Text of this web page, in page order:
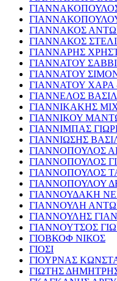
ΓΙΑΝΝΑΚΟΣ
ΓΙΑΝΝΑΚΟΣ
ΓΙΑΝΝΑΡΗΣ
ΓΙΑΝΝΑΤΟΥ
ΓΙΑΝΝΑΤΟΥ
ΓΙΑΝΝΑΤΟΥ ΧΑΡΑ
ΓΙΑΝΝΕΛΟΣ
ΓΙΑΝΝΙΚΑΚΗΣ
ΓΙΑΝΝΙΚΟΥ
ΓΙΑΝΝΙΜΠΑΣ
ΓΙΑΝΝΙΩΣΗΣ
ΓΙΑΝΝΟΠΟΥΛΟΣ
ΓΙΑΝΝΟΠΟΥΛΟΣ
ΓΙΑΝΝΟΠΟΥΛΟΣ
ΓΙΑΝΝΟΠΟΥΛΟΥ
ΓΙΑΝΝΟΥΔΑΚΗ
ΓΙΑΝΝΟΥΛΗ
ΓΙΑΝΝΟΥΛΗΣ
ΓΙΑΝΝΟΥΤΣΟΣ
ΓΙΟΒΚΟΦ ΝΙΚΟΣ
ΓΙΟΣΙ
ΓΙΟΥΡΝΑΣ
ΓΙΩΤΗΣ